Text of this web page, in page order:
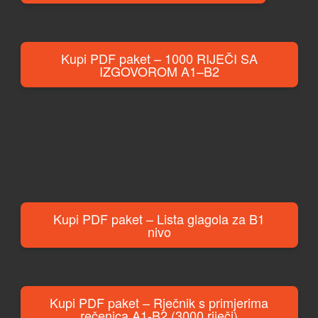
Kupi PDF paket – 1000 RIJEČI SA
IZGOVOROM A1–B2
Kupi PDF paket – Lista glagola za B1
nivo
Kupi PDF paket – Rječnik s primjerima